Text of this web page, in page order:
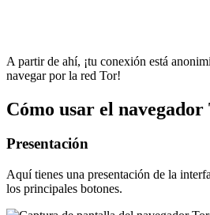
A partir de ahí, ¡tu conexión está
navegar por la red Tor!
Cómo usar el navegador
Presentación
Aquí tienes una presentación de la
los principales botones.